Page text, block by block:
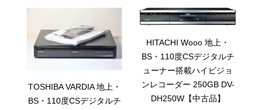
TOSHIBA VARDIA 地上・
BS・110度CSデジタルチ
HITACHI Wooo 地上・
BS・110度CSデジタルチ
ューナー搭載ハイビジョ
ンレコーダー 250GB DV-
DH250W【中古品】